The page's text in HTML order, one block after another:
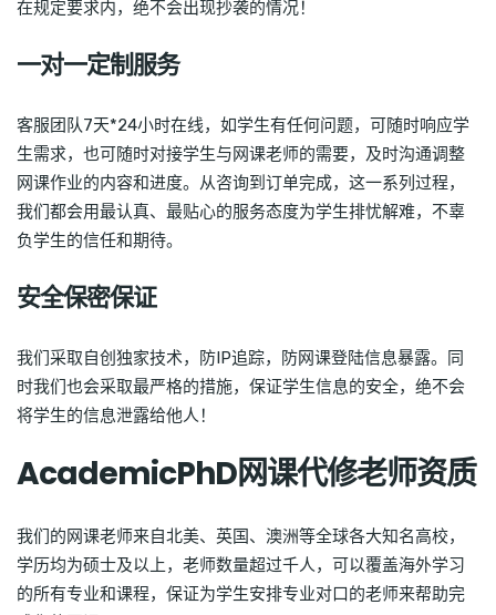
在规定要求内，绝不会出现抄袭的情况！
一对一定制服务
客服团队7天*24小时在线，如学生有任何问题，可随时响应学
生需求，也可随时对接学生与网课老师的需要，及时沟通调整
网课作业的内容和进度。从咨询到订单完成，这一系列过程，
我们都会用最认真、最贴心的服务态度为学生排忧解难，不辜
负学生的信任和期待。
安全保密保证
我们采取自创独家技术，防IP追踪，防网课登陆信息暴露。同
时我们也会采取最严格的措施，保证学生信息的安全，绝不会
将学生的信息泄露给他人！
AcademicPhD网课代修老师资质
我们的网课老师来自北美、英国、澳洲等全球各大知名高校，
学历均为硕士及以上，老师数量超过千人，可以覆盖海外学习
的所有专业和课程，保证为学生安排专业对口的老师来帮助完